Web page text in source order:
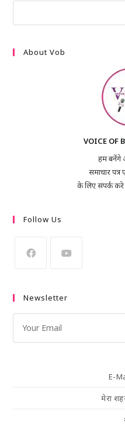
About Vob
VOICE OF
हम
समाचार
के लिए संपर्क
Follow Us
Newsletter
E-
मेरा